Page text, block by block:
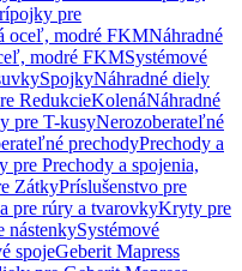
pre
oceľ, modré FKMNáhradné
modré FKMSystémové
SpojkyNáhradné diely
RedukcieKolenáNáhradné
pre T-kusyNerozoberateľné
prechodyPrechody a
pre Prechody a spojenia,
ZátkyPríslušenstvo pre
pre rúry a tvarovkyKryty pre
nástenkySystémové
spojeGeberit Mapress